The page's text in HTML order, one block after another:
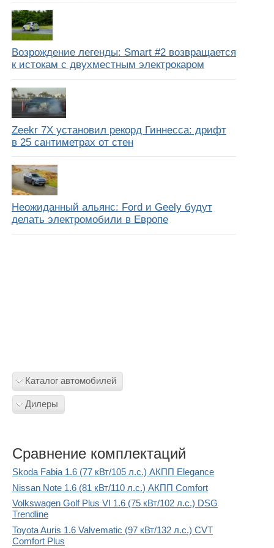
Возрождение легенды: Smart #2 возвращается
к истокам с двухместным электрокаром
Zeekr 7X установил рекорд Гиннесса: дрифт
в 25 сантиметрах от стен
Неожиданный альянс: Ford и Geely будут
делать электромобили в Европе
Каталог автомобилей
Дилеры
Сравнение комплектаций
Skoda Fabia 1.6 (77 кВт/105 л.с.) АКПП Elegance
Nissan Note 1.6 (81 кВт/110 л.с.) АКПП Comfort
Volkswagen Golf Plus VI 1.6 (75 кВт/102 л.с.) DSG
Trendline
Toyota Auris 1.6 Valvematic (97 кВт/132 л.с.) CVT
Comfort Plus